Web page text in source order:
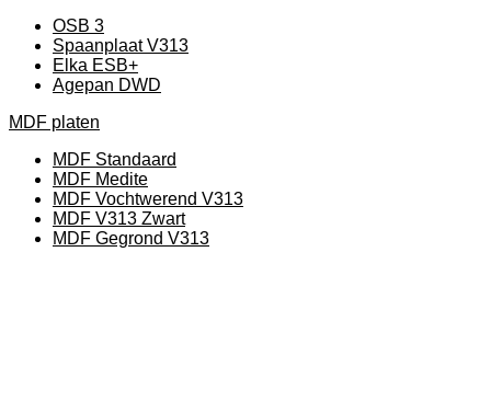
OSB 3
Spaanplaat V313
Elka ESB+
Agepan DWD
MDF platen
MDF Standaard
MDF Medite
MDF Vochtwerend V313
MDF V313 Zwart
MDF Gegrond V313